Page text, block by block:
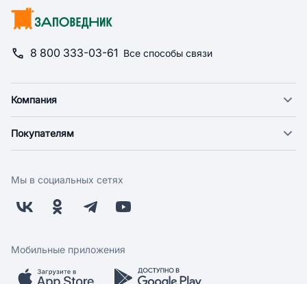
8 800 333-03-61 Все способы связи
Компания
Новости
Поставщикам
Заводчикам
Обратная связь
Покупателям
Оплата
Бонусная программа
Скидки и акции
Мобильное приложение
Мы в социальных сетях
Мобильные приложения